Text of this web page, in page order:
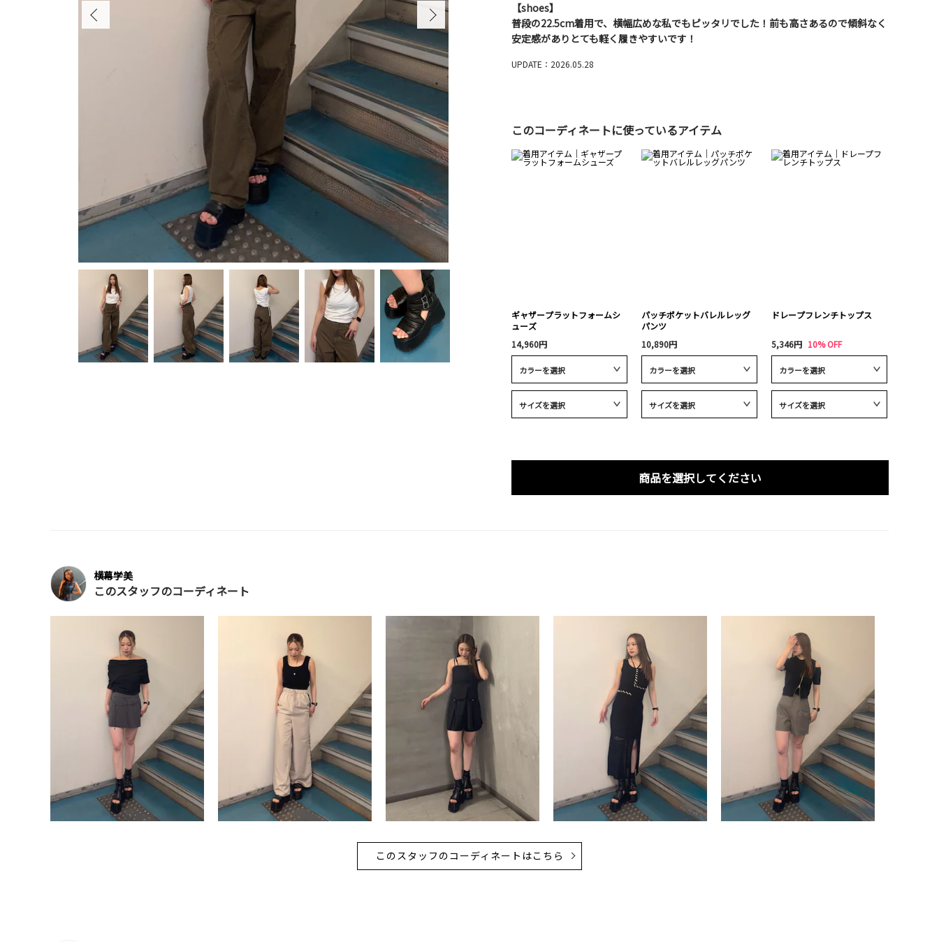
【shoes】
普段の22.5cm着用で、横幅広めな私でもピッタリでした！前も高さあるので傾斜なく
安定感がありとても軽く履きやすいです！
UPDATE：2026.05.28
このコーディネートに使っているアイテム
ギャザープラットフォームシ
ューズ
14,960円
パッチポケットバレルレッグ
パンツ
10,890円
ドレープフレンチトップス
5,346円 10% OFF
商品を選択してください
横幕学美
このスタッフのコーディネート
このスタッフのコーディネートはこちら